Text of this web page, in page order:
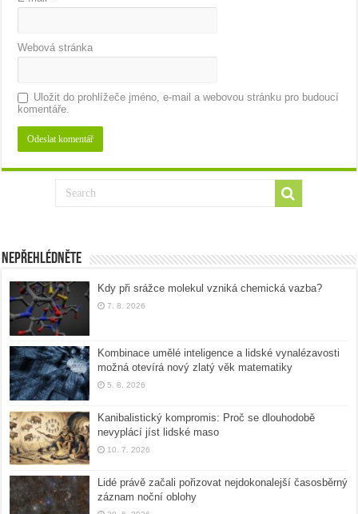
Webová stránka
Uložit do prohlížeče jméno, e-mail a webovou stránku pro budoucí
komentáře.
Nepřehlédněte
Kdy při srážce molekul vzniká chemická vazba?
7. 8. 2026
Kombinace umělé inteligence a lidské vynalézavosti
možná otevírá nový zlatý věk matematiky
5. 8. 2026
Kanibalistický kompromis: Proč se dlouhodobě
nevyplácí jíst lidské maso
10. 7. 2026
Lidé právě začali pořizovat nejdokonalejší časosběrný
záznam noční oblohy